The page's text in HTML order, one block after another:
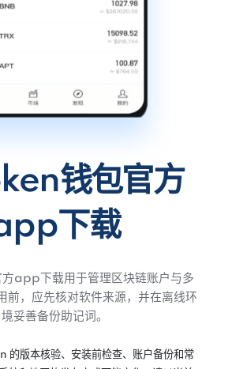
钱包官方
下载
app下载用于管理区块链账户与多
前，应先核对软件来源，并在离线环
境妥善备份助记词。
的版本核验、安装前检查、账户备份和常